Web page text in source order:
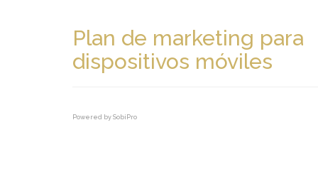
Plan de marketing para
dispositivos móviles
Powered by SobiPro